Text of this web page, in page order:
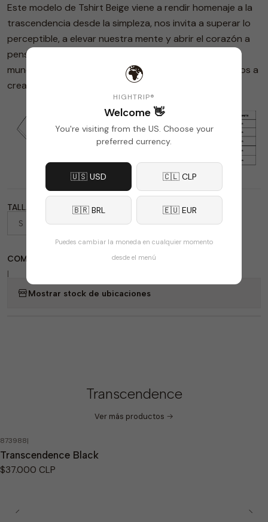
Este modelo de Tshirt Beige viene a rendir homenaje a la
trascendencia desde la simpleza, nos invita a superar lo
perceptible, a elevar nuestra mente y abrir el corazón a
pensamientos diferentes. Así, comenzamos a ver el
mundo con otros ojos, nos inspiramos y nos atrevemos a
crear nuestro propio camino.
TALLA
S M L XL XXL
COMPARTIR
|
Mostrar stock de ubicaciones
Transcendence
Ver más productos
No disponible
873988|
Transcendence Black
$37.000 CLP
🌍
HIGHTRIP®
Welcome 👋
You're visiting from the US. Choose your
preferred currency.
🇺🇸 USD 🇨🇱 CLP
🇧🇷 BRL 🇪🇺 EUR
Puedes cambiar la moneda en cualquier momento
desde el menú